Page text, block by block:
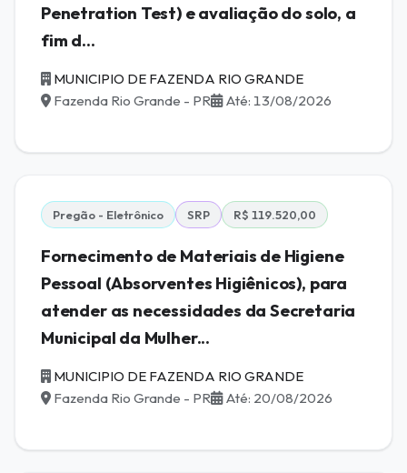
Penetration Test) e avaliação do solo, a
fim d...
MUNICIPIO DE FAZENDA RIO GRANDE
Fazenda Rio Grande - PR
Até: 13/08/2026
Pregão - Eletrônico SRP R$ 119.520,00
Fornecimento de Materiais de Higiene
Pessoal (Absorventes Higiênicos), para
atender as necessidades da Secretaria
Municipal da Mulher...
MUNICIPIO DE FAZENDA RIO GRANDE
Fazenda Rio Grande - PR
Até: 20/08/2026